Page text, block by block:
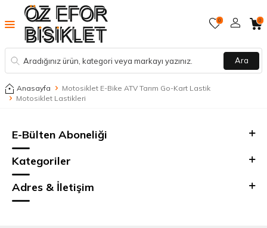
Ara
0 0
Anasayfa
Motosiklet E-Bike ATV Tarım Go-Kart Lastik
Motosiklet Lastikleri
E-Bülten Aboneliği
Kategoriler
Adres & İletişim